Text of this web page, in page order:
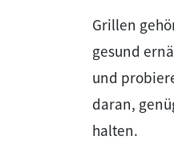
Grillen
gesund
und
daran,
halten.